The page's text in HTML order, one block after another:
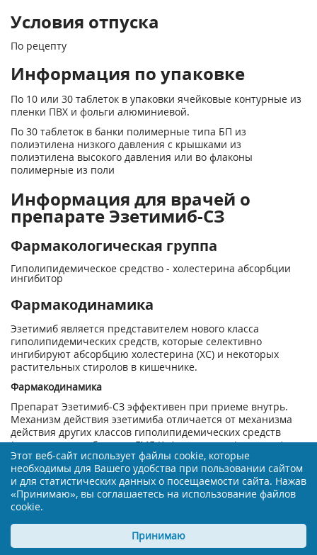
Условия отпуска
По рецепту
Информация по упаковке
По 10 или 30 таблеток в упаковки ячейковые контурные из
пленки ПВХ и фольги алюминиевой.
По 30 таблеток в банки полимерные типа БП из
полиэтилена низкого давления с крышками из
полиэтилена высокого давления или во флаконы
полимерные из поли
Информация для врачей о
препарате Эзетимиб-СЗ
Фармакологическая группа
Гиполипидемическое средство - холестерина абсорбции
ингибитор
Фармакодинамика
Эзетимиб является представителем нового класса
гиполипидемических средств, которые селективно
ингибируют абсорбцию холестерина (ХС) и некоторых
растительных стиролов в кишечнике.
Фармакодинамика
Препарат Эзетимиб-СЗ эффективен при приеме внутрь.
Механизм действия эзетимиба отличается от механизма
действия других классов гиполипидемических средств
(например, ингибиторов ГМГ-КоА-редуктазы (статинов),
секвестрантов желчных кислот, фибратов и растительных
станолов). Молекулярной мишенью эзетимиба является
транспортный белок (Niemann-Pick Cl-Like, NPC1L1),
ответственный за всасывание в кишечнике холестерина и
фитостеролов.
Эзетимиб локализуется в щеточной каемке тонкого
кишечника и препятствует всасыванию ХС, приводя к
Этот веб-сайт использует файлы cookie, которые
необходимы для Вашего удобства при пользовании сайтом
и для статистических данных о посещаемости сайта. Нажав
«Принимаю», вы соглашаетесь на использование файлов
cookie.
Принимаю